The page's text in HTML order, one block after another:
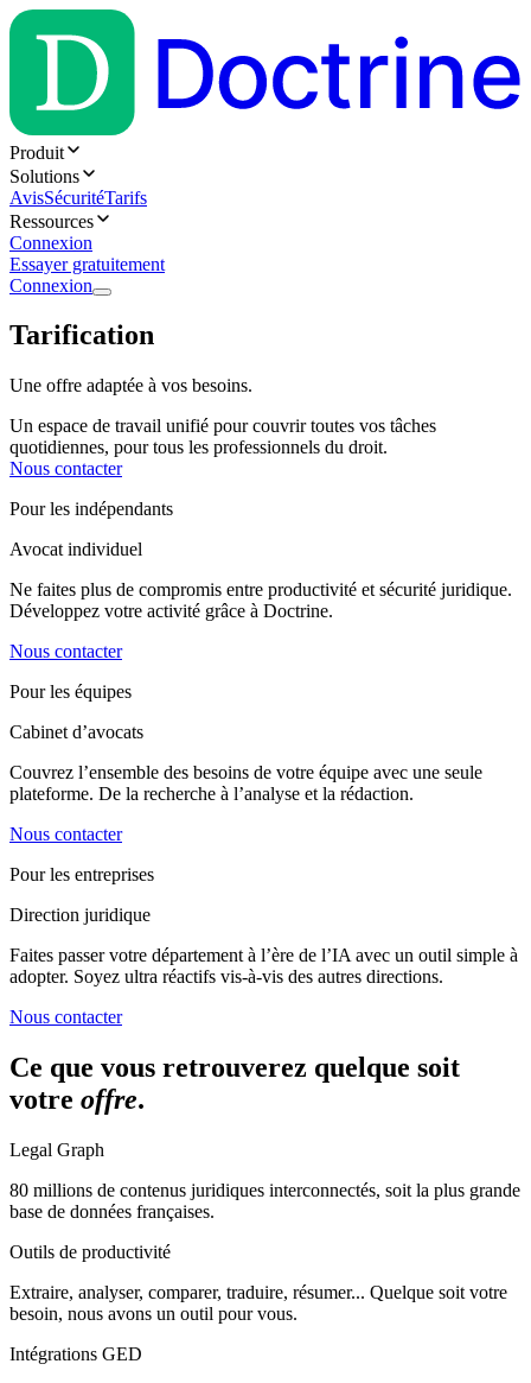
Produit
Solutions
AvisSécuritéTarifs
Ressources
Connexion
Essayer gratuitement
Connexion
Tarification
Une offre adaptée à vos besoins.
Un espace de travail unifié pour couvrir toutes vos tâches
quotidiennes, pour tous les professionnels du droit.
Nous contacter
Pour les indépendants
Avocat individuel
Ne faites plus de compromis entre productivité et sécurité juridique.
Développez votre activité grâce à Doctrine.
Nous contacter
Pour les équipes
Cabinet d’avocats
Couvrez l’ensemble des besoins de votre équipe avec une seule
plateforme. De la recherche à l’analyse et la rédaction.
Nous contacter
Pour les entreprises
Direction juridique
Faites passer votre département à l’ère de l’IA avec un outil simple à
adopter. Soyez ultra réactifs vis-à-vis des autres directions.
Nous contacter
Ce que vous retrouverez quelque soit
votre offre.
Legal Graph
80 millions de contenus juridiques interconnectés, soit la plus grande
base de données françaises.
Outils de productivité
Extraire, analyser, comparer, traduire, résumer... Quelque soit votre
besoin, nous avons un outil pour vous.
Intégrations GED